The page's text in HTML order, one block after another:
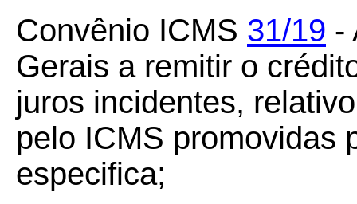
Convênio ICMS 31/19 -
Gerais a remitir o
juros incidentes,
pelo ICMS promovidas
especifica;